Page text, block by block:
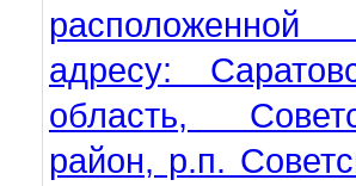
адресу:
область,
район, р.п.